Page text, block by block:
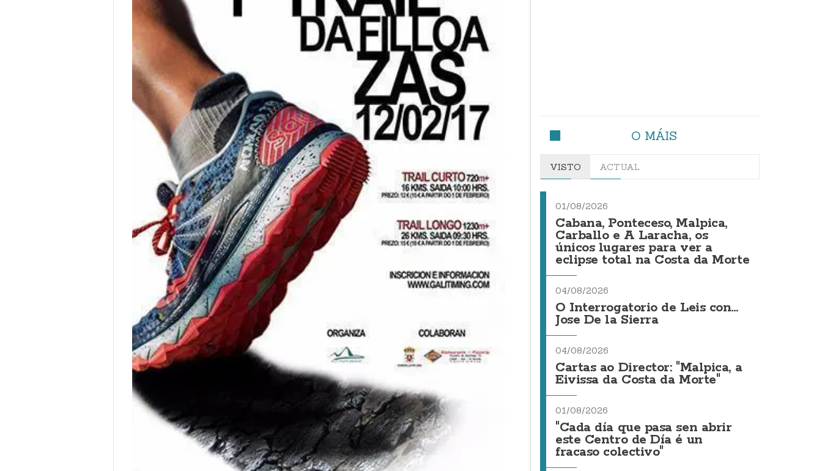
O MÁIS
VISTO ACTUAL
01/08/2026
Cabana, Ponteceso, Malpica,
Carballo e A Laracha, os
únicos lugares para ver a
eclipse total na Costa da Morte
04/08/2026
O Interrogatorio de Leis con...
Jose De la Sierra
04/08/2026
Cartas ao Director: "Malpica, a
Eivissa da Costa da Morte"
01/08/2026
"Cada día que pasa sen abrir
este Centro de Día é un
fracaso colectivo"